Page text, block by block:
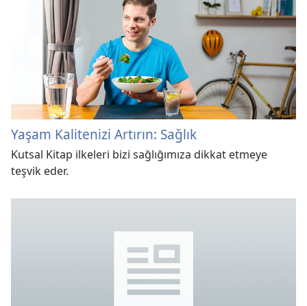
Yaşam Kalitenizi Artırın: Sağlık
Kutsal Kitap ilkeleri bizi sağlığımıza dikkat etmeye
teşvik eder.